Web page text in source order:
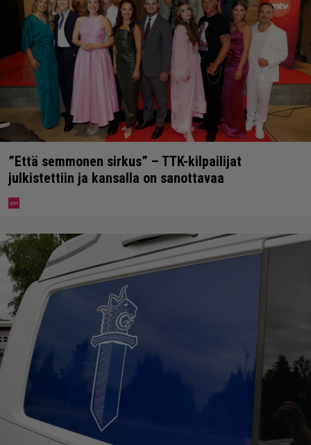
”Että semmonen sirkus” – TTK-kilpailijat
julkistettiin ja kansalla on sanottavaa